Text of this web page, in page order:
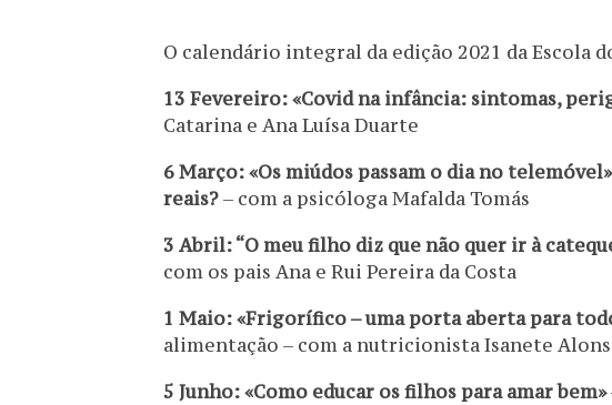
O calendário integral da edição 2021 da Escola
13 Fevereiro: «Covid na infância: sintomas,
Catarina e Ana Luísa Duarte
6 Março: «Os miúdos passam o dia no
reais?– com a psicóloga Mafalda Tomás
3 Abril: “O meu filho diz que não quer ir à
com os pais Ana e Rui Pereira da Costa
1 Maio: «Frigorífico – uma porta aberta para
alimentação – com a nutricionista Isanete
5 Junho: «Como educar os filhos para amar bem»